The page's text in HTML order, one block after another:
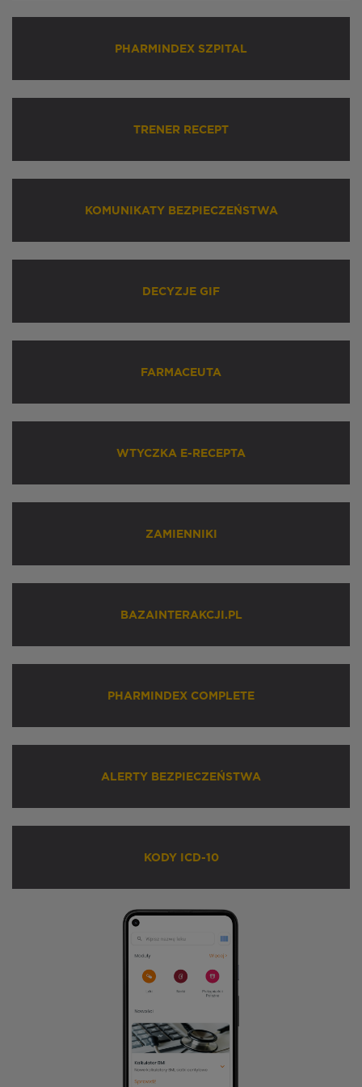
PHARMINDEX SZPITAL
TRENER RECEPT
KOMUNIKATY BEZPIECZEŃSTWA
DECYZJE GIF
FARMACEUTA
WTYCZKA E-RECEPTA
ZAMIENNIKI
BAZAINTERAKCJI.PL
PHARMINDEX COMPLETE
ALERTY BEZPIECZEŃSTWA
KODY ICD-10